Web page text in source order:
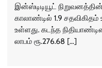
இன்ஸ்டிடியூட்
காலாண்டில் 1.9 சதவிகிதம்
உள்ளது. கடந்த
லாபம் ரூ.276.68 […]